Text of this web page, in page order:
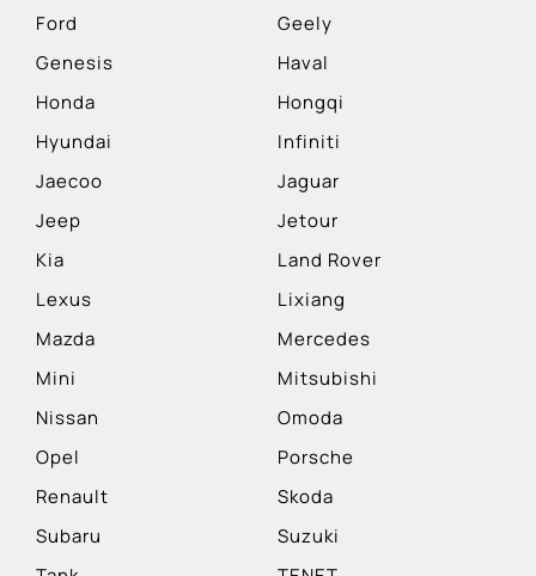
Ford
Geely
Genesis
Haval
Honda
Hongqi
Hyundai
Infiniti
Jaecoo
Jaguar
Jeep
Jetour
Kia
Land Rover
Lexus
Lixiang
Mazda
Mercedes
Mini
Mitsubishi
Nissan
Omoda
Opel
Porsche
Renault
Skoda
Subaru
Suzuki